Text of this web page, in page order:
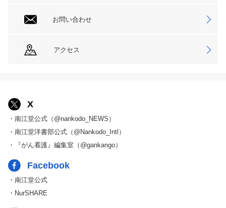
お問い合わせ
アクセス
X
・南江堂公式（@nankodo_NEWS）
・南江堂洋書部公式（@Nankodo_Intl）
・『がん看護』編集室（@gankango）
Facebook
・南江堂公式
・NurSHARE